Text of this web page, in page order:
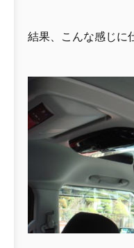
結果、こんな感じに